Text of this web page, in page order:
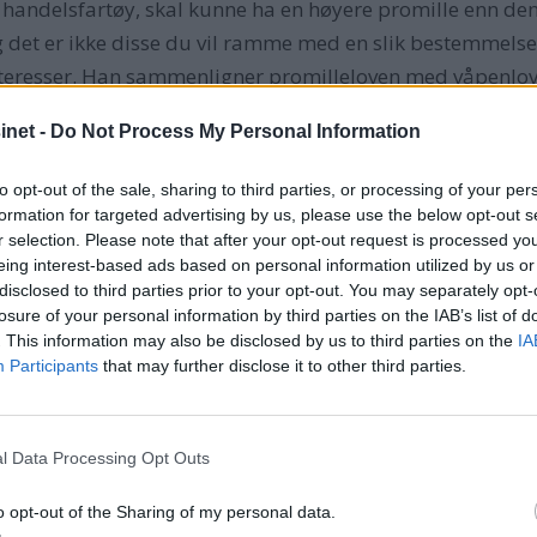
- Do Not Process My Personal Information
opt-out of the sale, sharing to third parties, or processing of your
for targeted advertising by us, please use the below opt-out
selection. Please note that after your opt-out request is processed
interest-based ads based on personal information utilized by us
to third parties prior to your opt-out. You may separately
of your personal information by third parties on the IAB’s list of
This information may also be disclosed by us to third parties on the
Participants that may further disclose it to other third parties.
Data Processing Opt Outs
opt-out of the Sharing of my personal data.
skal kunne ha en høyere promille enn
er ikke disse du vil ramme med en slik
Han sammenligner promilleloven med
skal avholdes i Indre Oslofjord. Kysten er for alle,
racet i fjor, men alle negative spådommer ble
fugl eller fisk, og det hele utviklet seg til et
sørget fjernsynsdekningen for at Norge ble markert
inn i problematikken med elektroniske kart, nikker